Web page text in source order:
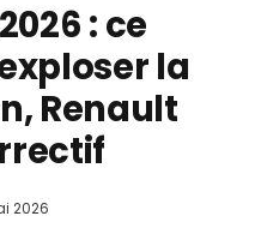
: ce
la
Renault
2026